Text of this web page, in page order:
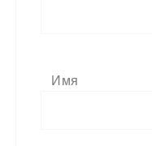
Имя